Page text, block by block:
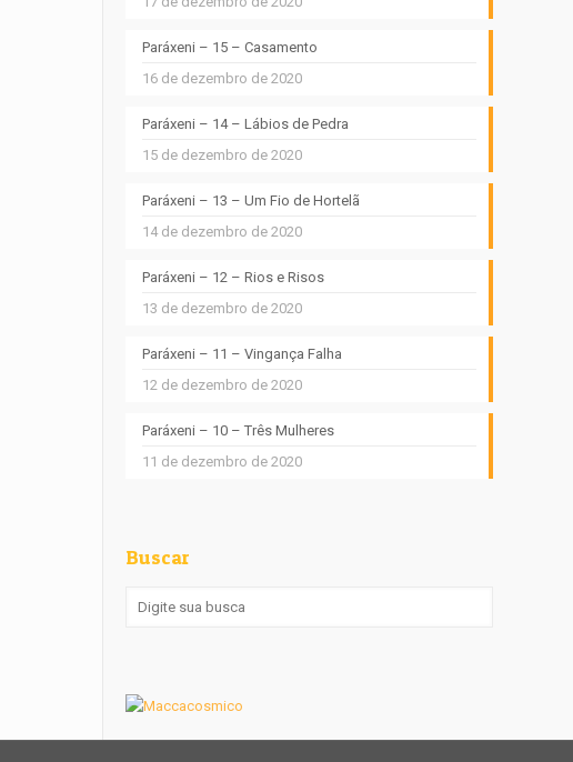
Paráxeni – 15 – Casamento
16 de dezembro de 2020
Paráxeni – 14 – Lábios de Pedra
15 de dezembro de 2020
Paráxeni – 13 – Um Fio de Hortelã
14 de dezembro de 2020
Paráxeni – 12 – Rios e Risos
13 de dezembro de 2020
Paráxeni – 11 – Vingança Falha
12 de dezembro de 2020
Paráxeni – 10 – Três Mulheres
11 de dezembro de 2020
Buscar